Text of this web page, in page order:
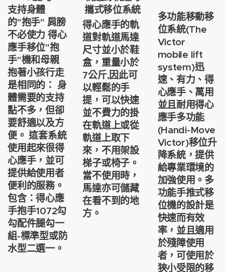
支持身體
的"抱手" 肩膀
不必使力 得心
應手移位"抱
手"機和母親
抱著小孩行走
是相同的： 身
體需要的支持
點不多，但卻
要舒適以及方
便。 這套系統
使用起來很得
心應手，並可
提供給使用者
便利的服務。
包含：得心應
手抱手1072勾
勾配件腿勾一
組-標準型或防
水型二選一。
攜式移位系統
得心應手的軌
道對軌道馬達
尺寸並小於鞋
盒，重量小於
7公斤,因此可
以輕鬆的手
提，可以快速
並不費力的掛
在軌道上或從
軌道上取下
來，不用架設
梯子或椅子。
當不使用時，
馬達亦可儲藏
在看不到的地
方。
多功能移動移
位系統(The
Victor
mobile lift
system)迅
速、有力、得
心應手、萬用
並且耐用得心
應手多功能
(Handi-Move
Victor)移位升
降系統，提供
給專業環境的
加強使用。多
功能手推式移
位機的設計是
快速而有效
率，並且適用
於殘障使用
者，可使用於
狹小受限的移